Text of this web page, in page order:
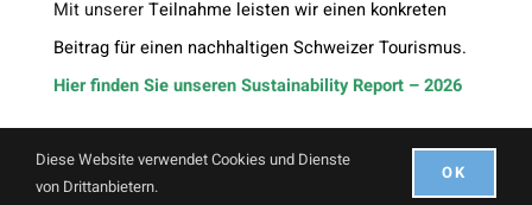
Mit unsererTeilnahme leisten wir einen konkreten
Beitrag für einen nachhaltigen Schweizer Tourismus.
Hier finden Sie unseren Sustainability Report – 2026
Diese Website verwendet Cookies und Dienste
von Drittanbietern.
OK